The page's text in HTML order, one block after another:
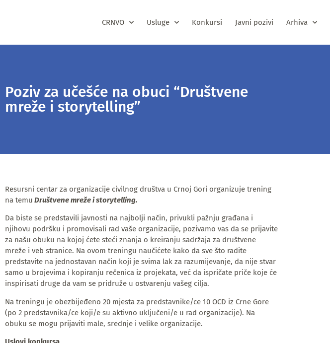
CRNVO Usluge Konkursi Javni pozivi Arhiva
Poziv za učešće na obuci “Društvene
mreže i storytelling”
Resursni centar za organizacije civilnog društva u Crnoj Gori organizuje trening
na temu Društvene mreže i storytelling.
Da biste se predstavili javnosti na najbolji način, privukli pažnju građana i
njihovu podršku i promovisali rad vaše organizacije, pozivamo vas da se prijavite
za našu obuku na kojoj ćete steći znanja o kreiranju sadržaja za društvene
mreže i veb stranice. Na ovom treningu naučićete kako da sve što radite
predstavite na jednostavan način koji je svima lak za razumijevanje, da nije stvar
samo u brojevima i kopiranju rečenica iz projekata, već da ispričate priče koje će
inspirisati druge da vam se pridruže u ostvarenju vašeg cilja.
Na treningu je obezbijeđeno 20 mjesta za predstavnike/ce 10 OCD iz Crne Gore
(po 2 predstavnika/ce koji/e su aktivno uključeni/e u rad organizacije). Na
obuku se mogu prijaviti male, srednje i velike organizacije.